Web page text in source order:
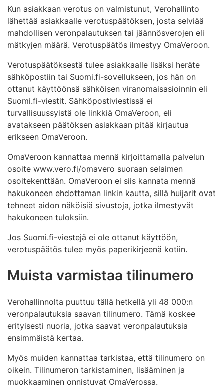
Kun asiakkaan verotus on valmistunut, Verohallinto
lähettää asiakkaalle verotuspäätöksen, josta selviää
mahdollisen veronpalautuksen tai jäännösverojen eli
mätkyjen määrä. Verotuspäätös ilmestyy OmaVeroon.
Verotuspäätöksestä tulee asiakkaalle lisäksi heräte
sähköpostiin tai Suomi.fi-sovellukseen, jos hän on
ottanut käyttöönsä sähköisen viranomaisasioinnin eli
Suomi.fi-viestit. Sähköpostiviestissä ei
turvallisuussyistä ole linkkiä OmaVeroon, eli
avatakseen päätöksen asiakkaan pitää kirjautua
erikseen OmaVeroon.
OmaVeroon kannattaa mennä kirjoittamalla palvelun
osoite www.vero.fi/omavero suoraan selaimen
osoitekenttään. OmaVeroon ei siis kannata mennä
hakukoneen ehdottaman linkin kautta, sillä huijarit ovat
tehneet aidon näköisiä sivustoja, jotka ilmestyvät
hakukoneen tuloksiin.
Jos Suomi.fi-viestejä ei ole ottanut käyttöön,
verotuspäätös tulee myös paperikirjeenä kotiin.
Muista varmistaa tilinumero
Verohallinnolta puuttuu tällä hetkellä yli 48 000:n
veronpalautuksia saavan tilinumero. Tämä koskee
erityisesti nuoria, jotka saavat veronpalautuksia
ensimmäistä kertaa.
Myös muiden kannattaa tarkistaa, että tilinumero on
oikein. Tilinumeron tarkistaminen, lisääminen ja
muokkaaminen onnistuvat OmaVerossa.